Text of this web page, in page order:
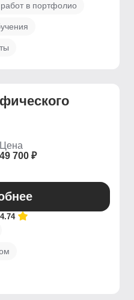
в портфолио
Цена
49 700 ₽
4.74